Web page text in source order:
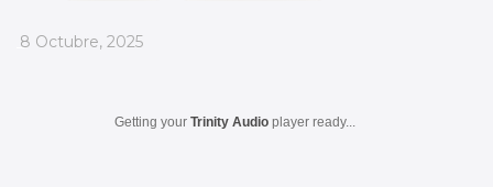
_
8 Octubre, 2025
Getting your Trinity Audio player ready...